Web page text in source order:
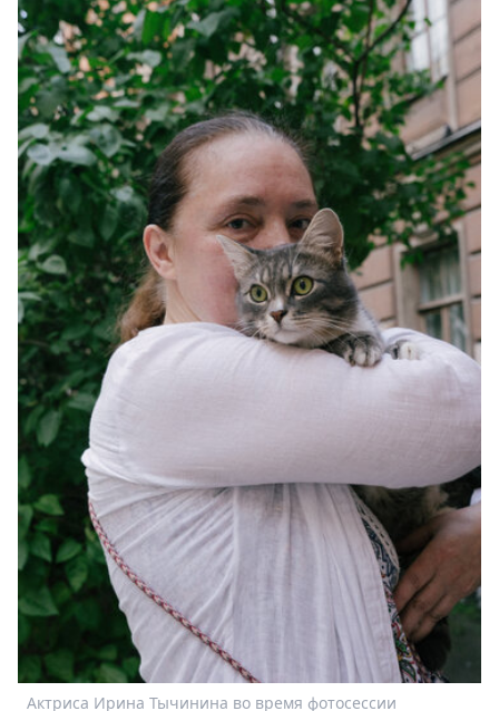
Актриса Ирина Тычинина во время фотосессии